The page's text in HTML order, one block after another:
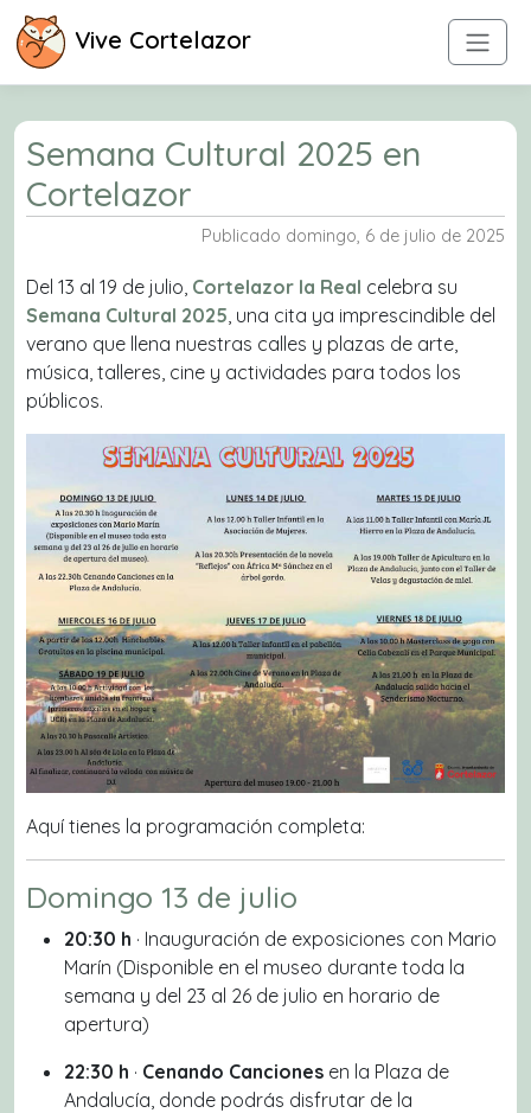
Vive Cortelazor
Semana Cultural 2025 en
Cortelazor
Publicado domingo, 6 de julio de 2025
Del 13 al 19 de julio, Cortelazor la Real celebra su
Semana Cultural 2025, una cita ya imprescindible del
verano que llena nuestras calles y plazas de arte,
música, talleres, cine y actividades para todos los
públicos.
Aquí tienes la programación completa:
Domingo 13 de julio
20:30 h · Inauguración de exposiciones con Mario
Marín (Disponible en el museo durante toda la
semana y del 23 al 26 de julio en horario de
apertura)
22:30 h · Cenando Canciones en la Plaza de
Andalucía, donde podrás disfrutar de la